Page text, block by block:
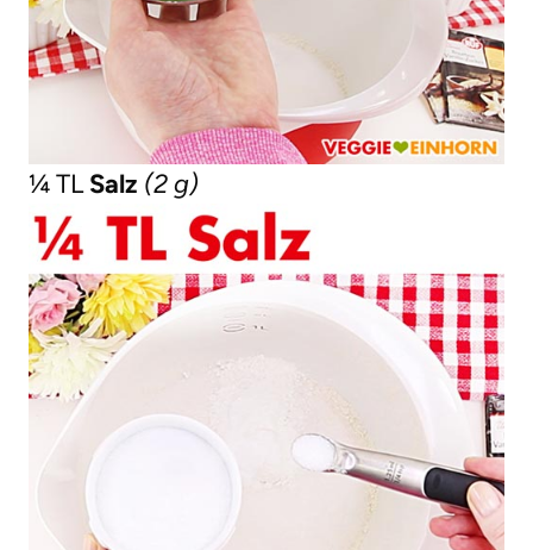
¼ TLSalz (2 g)